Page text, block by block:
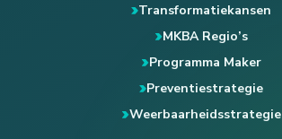
Transformatiekansen
MKBA Regio’s
Programma Maker
Preventiestrategie
Weerbaarheidsstrategie